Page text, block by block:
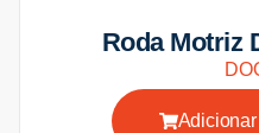
Roda Motriz